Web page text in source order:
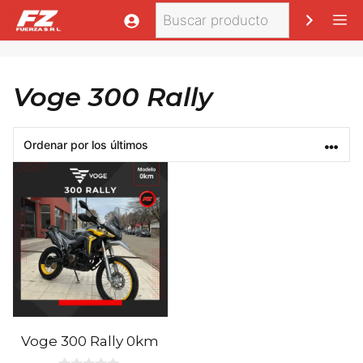
Saltar
al
Buscar
Voge 300 Rally
Voge 300 Rally 0km